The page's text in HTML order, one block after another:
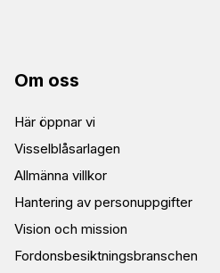
Om oss
Här öppnar vi
Visselblåsarlagen
Allmänna villkor
Hantering av personuppgifter
Vision och mission
Fordonsbesiktningsbranschen